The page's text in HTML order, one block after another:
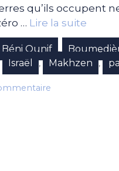
qu’ils occupent
… Lire la suite
Béni Ounif ,
Israël , Makhzen ,